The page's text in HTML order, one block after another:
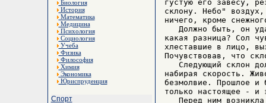
Биология
История
Математика
Медицина
Психология
Социология
Учеба
Физика
Философия
Химия
Экономика
Юриспруденция
Спорт
густую его завесу,
склону. Небо"
ничего, кроме
Должно быть, он
какая разница? Сол
хлеставшие в лицо,
Почувствовав, что
Следующий склон
набирая скорость.
безмолвие. Прошлое
только настоящее - и
Перед ним